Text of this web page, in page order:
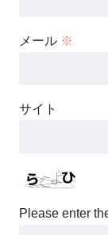
メール ※
サイト
Please enter